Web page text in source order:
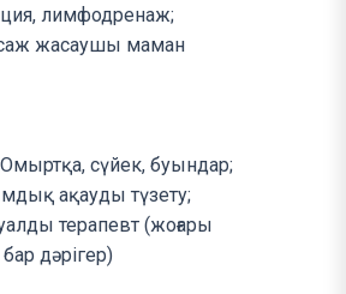
лимфодренаж;
жасаушы маман
сүйек, буындар;
ақауды түзету;
терапевт (жоғары
дәрігер)